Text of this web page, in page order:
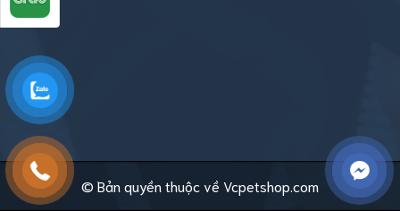
© Bản quyền thuộc về Vcpetshop.com